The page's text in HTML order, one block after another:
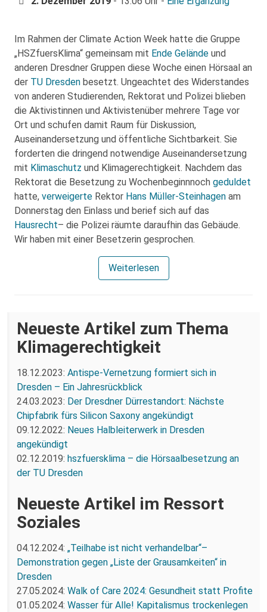
Im Rahmen der Climate Action Week hatte die Gruppe
„HSZfuersKlima“ gemeinsam mit Ende Gelände und
anderen Dresdner Gruppen diese Woche einen Hörsaal an
der TU Dresden besetzt. Ungeachtet des Widerstandes
von anderen Studierenden, Rektorat und Polizei blieben
die Aktivistinnen und Aktivistenüber mehrere Tage vor
Ort und schufen damit Raum für Diskussion,
Auseinandersetzung und öffentliche Sichtbarkeit. Sie
forderten die dringend notwendige Auseinandersetzung
mit Klimaschutz und Klimagerechtigkeit. Nachdem das
Rektorat die Besetzung zu Wochenbeginnnoch geduldet
hatte, verweigerte Rektor Hans Müller-Steinhagen am
Donnerstag den Einlass und berief sich auf das
Hausrecht– die Polizei räumte daraufhin das Gebäude.
Wir haben mit einer Besetzerin gesprochen.
Weiterlesen
Neueste Artikel zum Thema
Klimagerechtigkeit
18.12.2023: Antispe-Vernetzung formiert sich in
Dresden – Ein Jahresrückblick
24.03.2023: Der Dresdner Dürrestandort: Nächste
Chipfabrik fürs Silicon Saxony angekündigt
09.12.2022: Neues Halbleiterwerk in Dresden
angekündigt
02.12.2019: hszfuersklima – die Hörsaalbesetzung an
der TU Dresden
Neueste Artikel im Ressort
Soziales
04.12.2024: „Teilhabe ist nicht verhandelbar“–
Demonstration gegen „Liste der Grausamkeiten“ in
Dresden
27.05.2024: Walk of Care 2024: Gesundheit statt Profite
01.05.2024: Wasser für Alle! Kapitalismus trockenlegen